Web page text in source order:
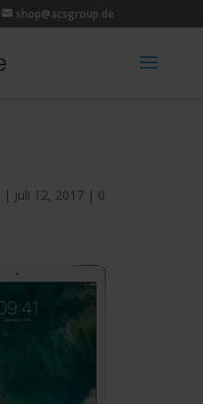
shop@acsgroup.de
| Juli 12, 2017| 0